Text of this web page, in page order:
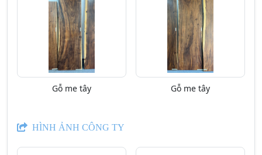
Gỗ me tây Gỗ me tây
HÌNH ẢNH CÔNG TY